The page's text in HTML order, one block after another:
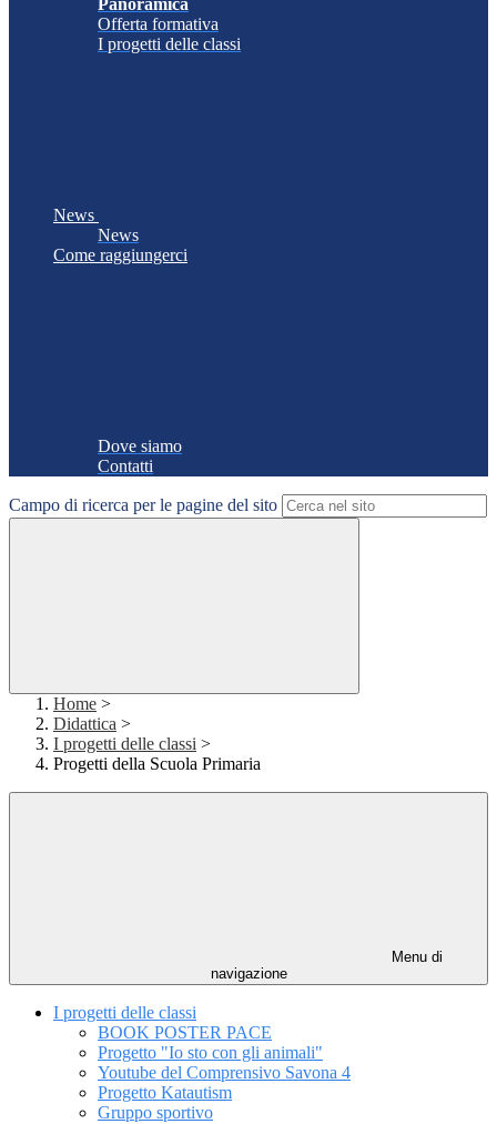
Panoramica
Offerta formativa
I progetti delle classi
News
News
Come raggiungerci
Dove siamo
Contatti
Campo di ricerca per le pagine del sito
Home >
Didattica >
I progetti delle classi >
Progetti della Scuola Primaria
Menu di
navigazione
I progetti delle classi
BOOK POSTER PACE
Progetto "Io sto con gli animali"
Youtube del Comprensivo Savona 4
Progetto Katautism
Gruppo sportivo